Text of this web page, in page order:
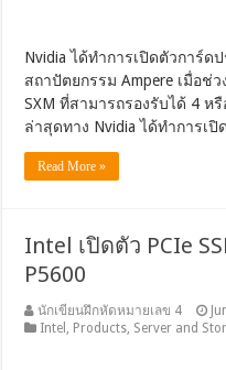
Nvidia ได้ทำการเปิดตัวการ์ด
สถาปัตยกรรม Ampere เมื่อช่
SXM ที่สามารถรองรับได้ 4 ห
ล่าสุดทาง Nvidia ได้ทำการเ
Read More »
Intel เปิดตัว PCIe
P5600
นักเขียนฝึกหัดหมายเลข 4
Intel , Products, Server and